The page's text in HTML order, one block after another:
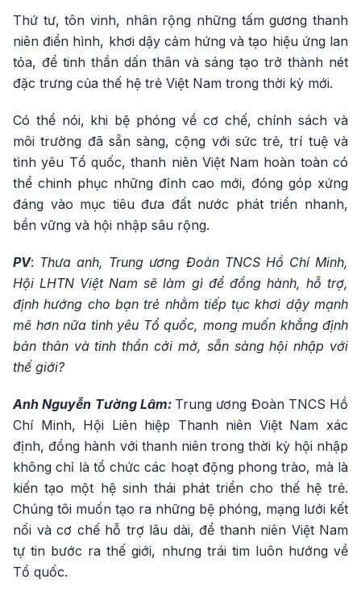
Thứ tư, tôn vinh, nhân rộng những tấm gương thanh
niên điển hình, khơi dậy cảm hứng và tạo hiệu ứng lan
tỏa, để tinh thần dấn thân và sáng tạo trở thành nét
đặc trưng của thế hệ trẻ Việt Nam trong thời kỳ mới.
Có thể nói, khi bệ phóng về cơ chế, chính sách và
môi trường đã sẵn sàng, cộng với sức trẻ, trí tuệ và
tình yêu Tổ quốc, thanh niên Việt Nam hoàn toàn có
thể chinh phục những đỉnh cao mới, đóng góp xứng
đáng vào mục tiêu đưa đất nước phát triển nhanh,
bền vững và hội nhập sâu rộng.
PV: Thưa anh, Trung ương Đoàn TNCS Hồ Chí Minh,
Hội LHTN Việt Nam sẽ làm gì để đồng hành, hỗ trợ,
định hướng cho bạn trẻ nhằm tiếp tục khơi dậy mạnh
mẽ hơn nữa tình yêu Tổ quốc, mong muốn khẳng định
bản thân và tinh thần cởi mở, sẵn sàng hội nhập với
thế giới?
Anh Nguyễn Tường Lâm: Trung ương Đoàn TNCS Hồ
Chí Minh, Hội Liên hiệp Thanh niên Việt Nam xác
định, đồng hành với thanh niên trong thời kỳ hội nhập
không chỉ là tổ chức các hoạt động phong trào, mà là
kiến tạo một hệ sinh thái phát triển cho thế hệ trẻ.
Chúng tôi muốn tạo ra những bệ phóng, mạng lưới kết
nối và cơ chế hỗ trợ lâu dài, để thanh niên Việt Nam
tự tin bước ra thế giới, nhưng trái tim luôn hướng về
Tổ quốc.